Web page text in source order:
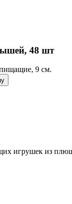
48 шт
9 см.
из плюша,